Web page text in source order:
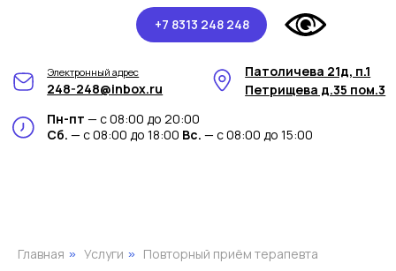
+7 8313 248 248
Пн-пт — с 08:00 до 20:00
Сб.— с 08:00 до 18:00Вс.— с 08:00 до 15:00
Главная » Услуги » Повторный приём терапевта